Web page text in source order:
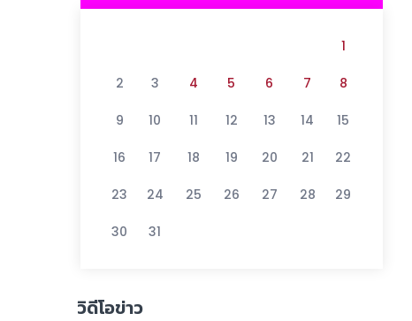
1
2 3 4 5 6 7 8
9 10 11 12 13 14 15
16 17 18 19 20 21 22
23 24 25 26 27 28 29
30 31
วิดีโอข่าว